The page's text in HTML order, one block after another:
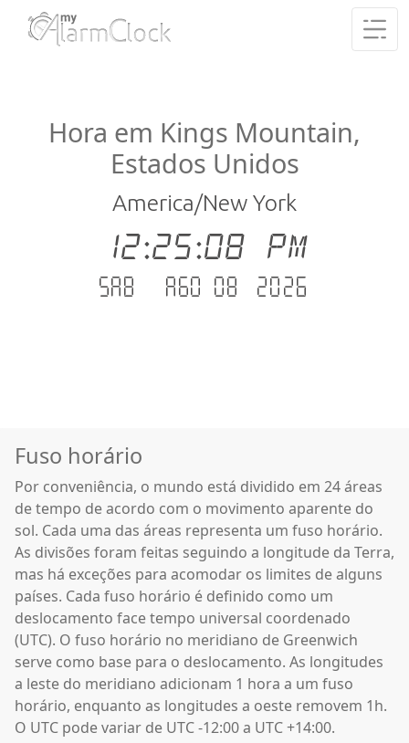
Hora em Kings Mountain,
Estados Unidos
America/New York
12:25:08 PM
Sab - Ago 08 .2026
Fuso horário
Por conveniência, o mundo está dividido em 24 áreas
de tempo de acordo com o movimento aparente do
sol. Cada uma das áreas representa um fuso horário.
As divisões foram feitas seguindo a longitude da Terra,
mas há exceções para acomodar os limites de alguns
países. Cada fuso horário é definido como um
deslocamento face tempo universal coordenado
(UTC). O fuso horário no meridiano de Greenwich
serve como base para o deslocamento. As longitudes
a leste do meridiano adicionam 1 hora a um fuso
horário, enquanto as longitudes a oeste removem 1h.
O UTC pode variar de UTC -12:00 a UTC +14:00.